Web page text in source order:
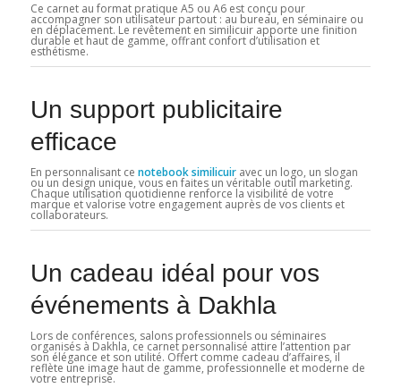
Ce carnet au format pratique A5 ou A6 est conçu pour
accompagner son utilisateur partout : au bureau, en séminaire ou
en déplacement. Le revêtement en similicuir apporte une finition
durable et haut de gamme, offrant confort d’utilisation et
esthétisme.
Un support publicitaire
efficace
En personnalisant ce notebook similicuiravec un logo, un slogan
ou un design unique, vous en faites un véritable outil marketing.
Chaque utilisation quotidienne renforce la visibilité de votre
marque et valorise votre engagement auprès de vos clients et
collaborateurs.
Un cadeau idéal pour vos
événements à Dakhla
Lors de conférences, salons professionnels ou séminaires
organisés à Dakhla, ce carnet personnalisé attire l’attention par
son élégance et son utilité. Offert comme cadeau d’affaires, il
reflète une image haut de gamme, professionnelle et moderne de
votre entreprise.